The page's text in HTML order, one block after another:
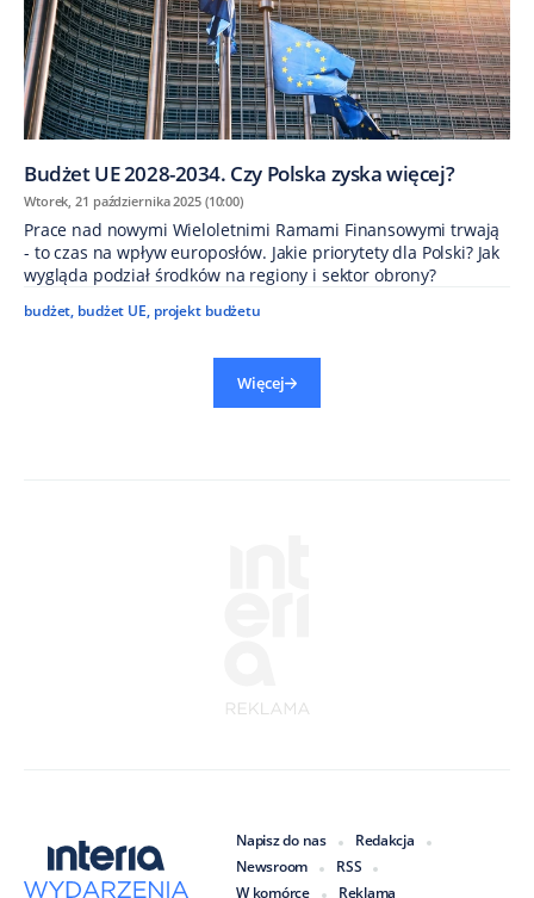
Budżet UE 2028-2034. Czy Polska zyska więcej?
Wtorek, 21 października 2025 (10:00)
Prace nad nowymi Wieloletnimi Ramami Finansowymi trwają
- to czas na wpływ europosłów. Jakie priorytety dla Polski? Jak
wygląda podział środków na regiony i sektor obrony?
budżet, budżet UE, projekt budżetu
Więcej
Napisz do nas
Redakcja
Newsroom
RSS
W komórce
Reklama